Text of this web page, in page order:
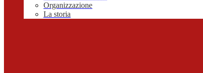
Organizzazione
La storia